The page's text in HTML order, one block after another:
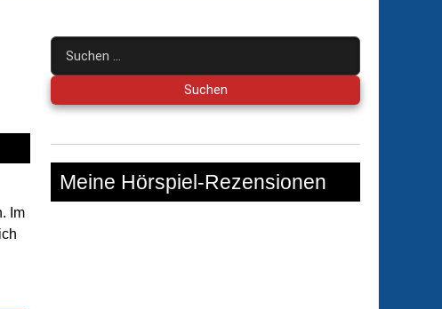
Im
Suchen
nach:
Meine Hörspiel-Rezensionen